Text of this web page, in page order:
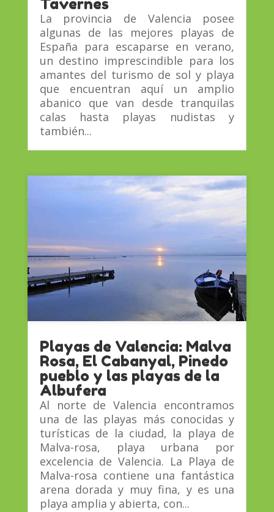
Tavernes
La provincia de Valencia posee
algunas de las mejores playas de
España para escaparse en verano,
un destino imprescindible para los
amantes del turismo de sol y playa
que encuentran aquí un amplio
abanico que van desde tranquilas
calas hasta playas nudistas y
también...
Playas de Valencia: Malva
Rosa, El Cabanyal, Pinedo
pueblo y las playas de la
Albufera
Al norte de Valencia encontramos
una de las playas más conocidas y
turísticas de la ciudad, la playa de
Malva-rosa, playa urbana por
excelencia de Valencia. La Playa de
Malva-rosa contiene una fantástica
arena dorada y muy fina, y es una
playa amplia y abierta, con...